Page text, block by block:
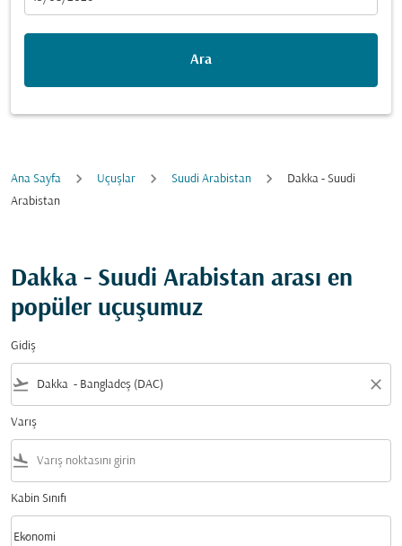
Ara
Ana Sayfa Uçuşlar Suudi Arabistan
Dakka - Suudi
Arabistan
Dakka - Suudi Arabistan arası en
popüler uçuşumuz
Gidiş
flight_takeoff close
Varış
flight_land
Kabin Sınıfı
Ekonomi
keyboard_arrow_down